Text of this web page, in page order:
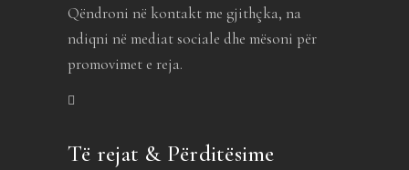
Qëndroni në kontakt me gjithçka, na
ndiqni në mediat sociale dhe mësoni për
promovimet e reja.
Të rejat & Përditësime